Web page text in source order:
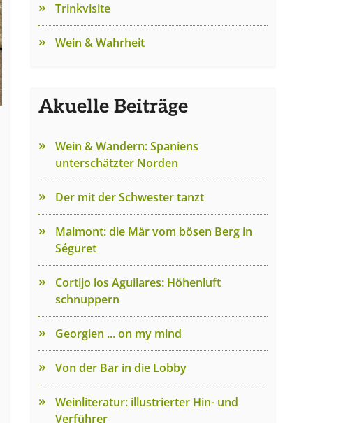
Trinkvisite
Wein & Wahrheit
Akuelle Beiträge
Wein & Wandern: Spaniens
unterschätzter Norden
Der mit der Schwester tanzt
Malmont: die Mär vom bösen Berg in
Séguret
Cortijo los Aguilares: Höhenluft
schnuppern
Georgien ... on my mind
Von der Bar in die Lobby
Weinliteratur: illustrierter Hin- und
Verführer